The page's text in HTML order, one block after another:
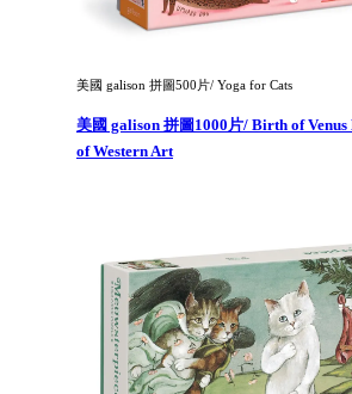
美國 galison 拼圖500片/ Yoga for Cats
美國 galison 拼圖1000片/ Birth of Venus
of Western Art